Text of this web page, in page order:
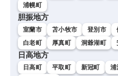
浦幌町
胆振地方
室蘭市 苫小牧市 登別市
白老町
厚真町 洞爺湖町
日高地方
日高町 平取町 新冠町 浦